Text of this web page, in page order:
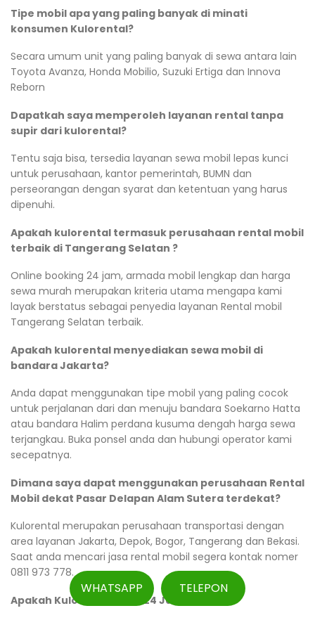
Tipe mobil apa yang paling banyak di minati
konsumen Kulorental?
Secara umum unit yang paling banyak di sewa antara lain
Toyota Avanza, Honda Mobilio, Suzuki Ertiga dan Innova
Reborn
Dapatkah saya memperoleh layanan rental tanpa
supir dari kulorental?
Tentu saja bisa, tersedia layanan sewa mobil lepas kunci
untuk perusahaan, kantor pemerintah, BUMN dan
perseorangan dengan syarat dan ketentuan yang harus
dipenuhi.
Apakah kulorental termasuk perusahaan rental mobil
terbaik di Tangerang Selatan ?
Online booking 24 jam, armada mobil lengkap dan harga
sewa murah merupakan kriteria utama mengapa kami
layak berstatus sebagai penyedia layanan Rental mobil
Tangerang Selatan terbaik.
Apakah kulorental menyediakan sewa mobil di
bandara Jakarta?
Anda dapat menggunakan tipe mobil yang paling cocok
untuk perjalanan dari dan menuju bandara Soekarno Hatta
atau bandara Halim perdana kusuma dengah harga sewa
terjangkau. Buka ponsel anda dan hubungi operator kami
secepatnya.
Dimana saya dapat menggunakan perusahaan Rental
Mobil dekat Pasar Delapan Alam Sutera terdekat?
Kulorental merupakan perusahaan transportasi dengan
area layanan Jakarta, Depok, Bogor, Tangerang dan Bekasi.
Saat anda mencari jasa rental mobil segera kontak nomer
0811 973 778.
Apakah Kulorental Buka 24 Jam?
WHATSAPP TELEPON